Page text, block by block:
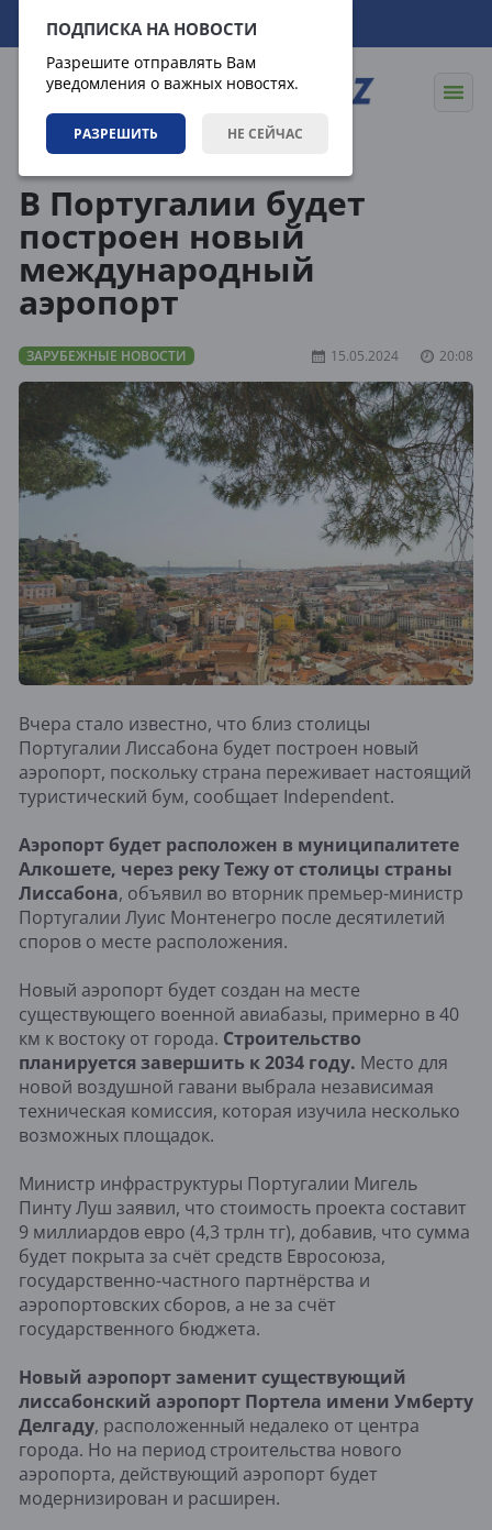
ПОДПИСКА НА НОВОСТИ
Разрешите отправлять Вам
уведомления о важных новостях.
РАЗРЕШИТЬ НЕ СЕЙЧАС
08.08.2026 08:56:52
В Португалии будет
построен новый
международный
аэропорт
ЗАРУБЕЖНЫЕ НОВОСТИ 15.05.2024 20:08
Вчера стало известно, что близ столицы
Португалии Лиссабона будет построен новый
аэропорт, поскольку страна переживает настоящий
туристический бум, сообщает Independent.
Аэропорт будет расположен в муниципалитете
Алкошете, через реку Тежу от столицы страны
Лиссабона, объявил во вторник премьер-министр
Португалии Луис Монтенегро после десятилетий
споров о месте расположения.
Новый аэропорт будет создан на месте
существующего военной авиабазы, примерно в 40
км к востоку от города. Строительство
планируется завершить к 2034 году. Место для
новой воздушной гавани выбрала независимая
техническая комиссия, которая изучила несколько
возможных площадок.
Министр инфраструктуры Португалии Мигель
Пинту Луш заявил, что стоимость проекта составит
9 миллиардов евро (4,3 трлн тг), добавив, что сумма
будет покрыта за счёт средств Евросоюза,
государственно-частного партнёрства и
аэропортовских сборов, а не за счёт
государственного бюджета.
Новый аэропорт заменит существующий
лиссабонский аэропорт Портела имени Умберту
Делгаду, расположенный недалеко от центра
города. Но на период строительства нового
аэропорта, действующий аэропорт будет
модернизирован и расширен.